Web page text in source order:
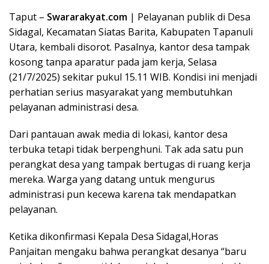
Taput – Swararakyat.com | Pelayanan publik di Desa
Sidagal, Kecamatan Siatas Barita, Kabupaten Tapanuli
Utara, kembali disorot. Pasalnya, kantor desa tampak
kosong tanpa aparatur pada jam kerja, Selasa
(21/7/2025) sekitar pukul 15.11 WIB. Kondisi ini menjadi
perhatian serius masyarakat yang membutuhkan
pelayanan administrasi desa.
Dari pantauan awak media di lokasi, kantor desa
terbuka tetapi tidak berpenghuni. Tak ada satu pun
perangkat desa yang tampak bertugas di ruang kerja
mereka. Warga yang datang untuk mengurus
administrasi pun kecewa karena tak mendapatkan
pelayanan.
Ketika dikonfirmasi Kepala Desa Sidagal,Horas
Panjaitan mengaku bahwa perangkat desanya “baru